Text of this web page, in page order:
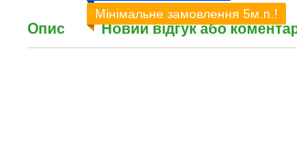
Мінімальне замовлення 5м.п.!
Опис Новий відгук або